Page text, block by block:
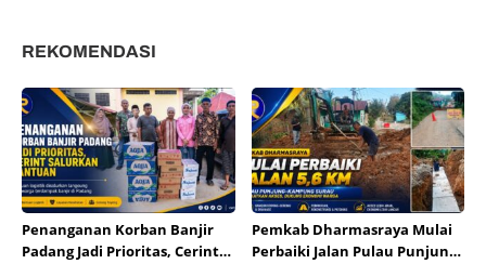
REKOMENDASI
Penanganan Korban Banjir
Padang Jadi Prioritas, Cerint
Pemkab Dharmasraya Mulai
Perbaiki Jalan Pulau Punjung–